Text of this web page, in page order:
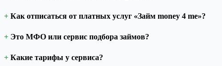
Как отписаться от платных услуг «Займ money 4 me»?
Это МФО или сервис подбора займов?
Какие тарифы у сервиса?